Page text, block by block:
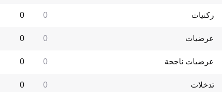
ركنيات 0
0
عرضيات 0
0
عرضيات ناجحة 0
0
تدخلات 0
0